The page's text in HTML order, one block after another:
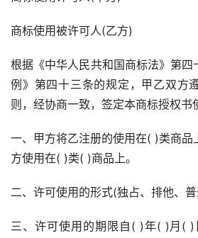
商标使用被许可人(乙方)
根据《中华人民共和国商标法》第四
例》第四十三条的规定，甲乙双方
则，经协商一致，签定本商标授权书
一、甲方将乙注册的使用在( )类商品
方使用在( )类( )商品上。
二、许可使用的形式(独占、排他、普
三、许可使用的期限自( )年( )月(